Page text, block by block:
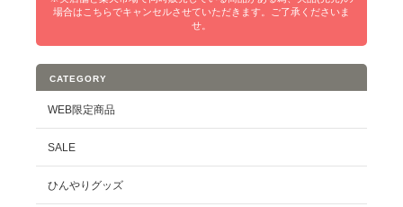
場合はこちらでキャンセルさせていただきます。ご了承くださいま
せ。
CATEGORY
WEB限定商品
SALE
ひんやりグッズ